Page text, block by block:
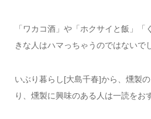
「ワカコ酒」や「ホクサイと飯」
きな人はハマっちゃうのではないで
いぶり暮らし[大島千春]から、燻製
り、燻製に興味のある人は一読をお